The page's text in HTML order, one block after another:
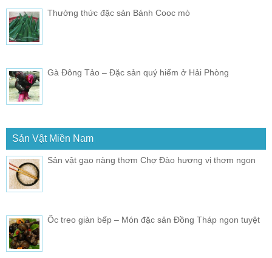
Thưởng thức đặc sản Bánh Cooc mò
Gà Đông Tảo – Đặc sản quý hiểm ở Hải Phòng
Sản Vật Miền Nam
Sản vật gạo nàng thơm Chợ Đào hương vị thơm ngon
Ốc treo giàn bếp – Món đặc sản Đồng Tháp ngon tuyệt